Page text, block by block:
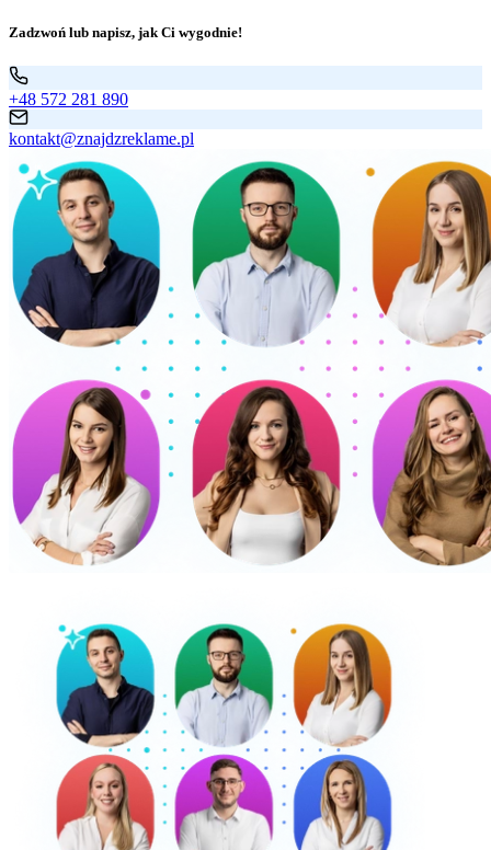
Zadzwoń lub napisz, jak Ci wygodnie!
+48 572 281 890
kontakt@znajdzreklame.pl